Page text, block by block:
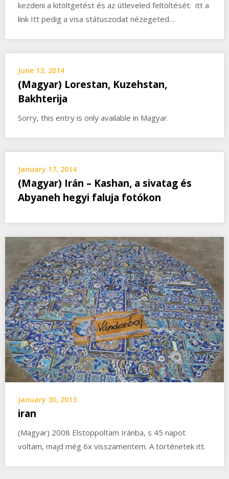
kezdeni a kitöltgetést és az útleveled feltöltését: itt a
link Itt pedig a visa státuszodat nézegeted…
June 13, 2014
(Magyar) Lorestan, Kuzehstan,
Bakhterija
Sorry, this entry is only available in Magyar.
January 17, 2014
(Magyar) Irán – Kashan, a sivatag és
Abyaneh hegyi faluja fotókon
January 30, 2013
iran
(Magyar) 2008 Elstoppoltam Iránba, s 45 napot
voltam, majd még 6x visszamentem. A történetek itt.